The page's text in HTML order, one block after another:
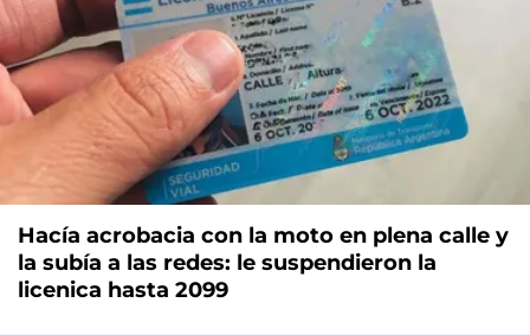
Hacía acrobacia con la moto en plena calle y
la subía a las redes: le suspendieron la
licenica hasta 2099